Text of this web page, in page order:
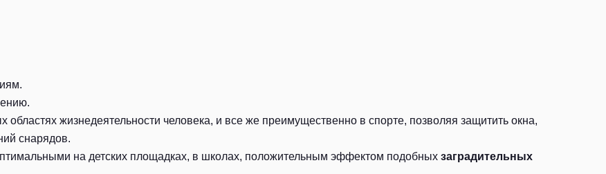
областях жизнедеятельности человека, и все же преимущественно в спорте, позволяя защитить окна,
снарядов.
на детских площадках, в школах, положительным эффектом подобных заградительных